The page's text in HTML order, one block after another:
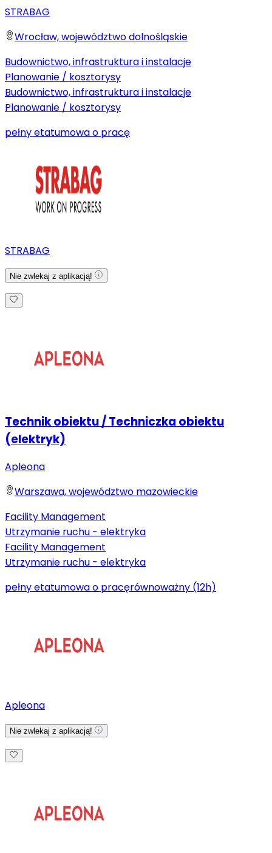
STRABAG
Wrocław, województwo dolnośląskie
Budownictwo, infrastruktura i instalacje
Planowanie / kosztorysy
Budownictwo, infrastruktura i instalacje
Planowanie / kosztorysy
pełny etatumowa o pracę
STRABAG
Nie zwlekaj z aplikacją!
Technik obiektu / Techniczka obiektu
(elektryk)
Apleona
Warszawa, województwo mazowieckie
Facility Management
Utrzymanie ruchu - elektryka
Facility Management
Utrzymanie ruchu - elektryka
pełny etatumowa o pracęrównoważny (12h)
Apleona
Nie zwlekaj z aplikacją!